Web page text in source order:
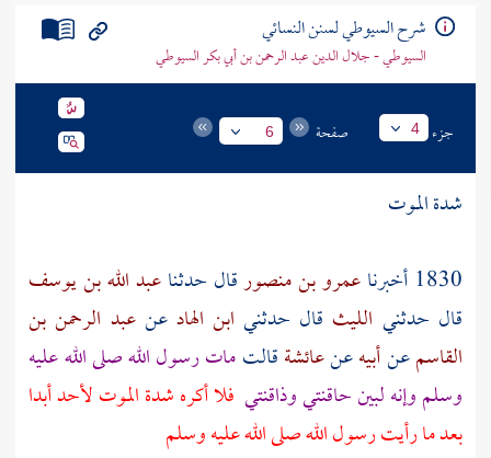
شرح السيوطي لسنن النسائي
السيوطي - جلال الدين عبد الرحمن بن أبي بكر السيوطي
جزء 4 صفحة 6
شدة الموت
1830 أخبرنا
عمرو بن منصورقال حدثناعبد الله بن يوسف
قال حدثني الليث قال حدثني ابن الهادعنعبد الرحمن بن
القاسمعنأبيهعنعائشةقالتمات رسول الله صلى الله عليه
وسلم وإنه لبين حاقنتي وذاقنتي فلا أكره شدة الموت لأحد أبدا
بعد ما رأيت رسول الله صلى الله عليه وسلم